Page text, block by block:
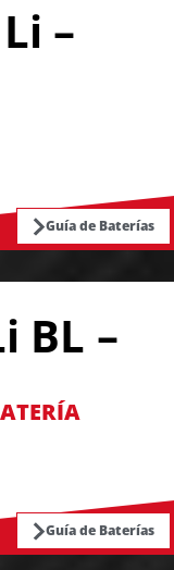
–
Guía de Baterías
BL –
Guía de Baterías